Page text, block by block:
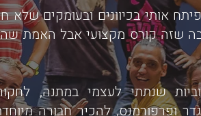
אותי בכיוונים ובעומקיםשלא
שזה קורס מקצועי אבל האמת
שנתתי לעצמי במתנה,
ופרפורמנס, להכיר חבורה